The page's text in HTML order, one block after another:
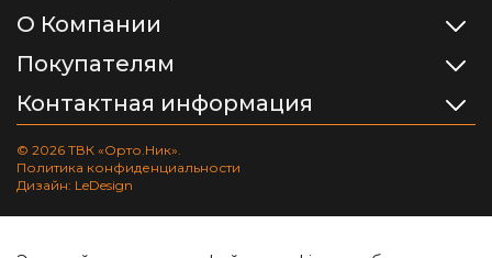
О Компании
Покупателям
Контактная информация
© 2026 ТВК «Орто.Ник».
Политика конфиденциальности
Дизайн: LeDesign